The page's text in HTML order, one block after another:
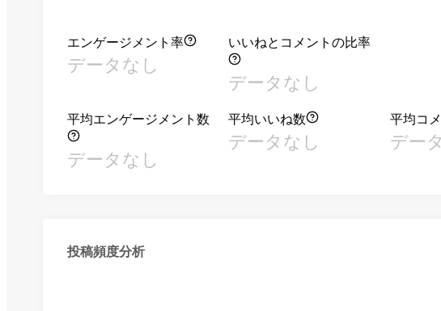
エンゲージメント率
データなし
いいねとコメントの比率
データなし
平均エンゲージメント数
データなし
平均いいね数
データなし
平均コ
デー
投稿頻度分析